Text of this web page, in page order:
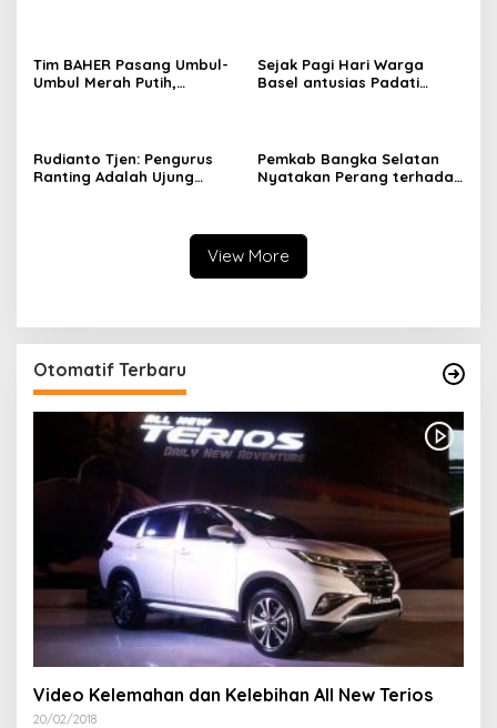
Kendaraan Bermotor
Tim BAHER Pasang Umbul-
Umbul Merah Putih,
Sejak Pagi Hari Warga
Basel antusias Padati
Kesehatan Gratis Hingga
Khitanan Massal
Rudianto Tjen: Pengurus
Ranting Adalah Ujung
Pemkab Bangka Selatan
Nyatakan Perang terhadap
View More
Otomatif Terbaru
Video Kelemahan dan Kelebihan All New Terios
20/02/2018